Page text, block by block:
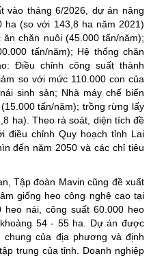
vào tháng 6/2026, dự án nâng
(so với 143,8 ha năm 2021)
chăn nuôi (45.000 tấn/năm);
tấn/năm); Hệ thống chăn
Điều chỉnh công suất thành
so với mức 110.000 con của
sinh sản; Nhà máy chế biến
tấn/năm); trồng rừng lấy
ha). Theo rà soát, diện tích đề
điều chỉnh Quy hoạch tỉnh Lai
đến năm 2050 và các chỉ tiêu
Tập đoàn Mavin cũng đề xuất
giống heo công nghệ cao tại
nái, công suất 60.000 heo
54 - 55 ha. Dự án được
của địa phương và định
trung của tỉnh. Doanh nghiệp